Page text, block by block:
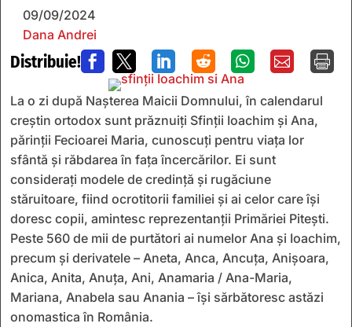
09/09/2024
Dana Andrei
Distribuie!       
La o zi după Nașterea Maicii Domnului, în calendarul
creștin ortodox sunt prăznuiți Sfinții Ioachim și Ana,
părinții Fecioarei Maria, cunoscuți pentru viața lor
sfântă și răbdarea în fața încercărilor. Ei sunt
considerați modele de credință și rugăciune
stăruitoare, fiind ocrotitorii familiei și ai celor care își
doresc copii, amintesc reprezentanții Primăriei Pitești.
Peste 560 de mii de purtători ai numelor Ana și Ioachim,
precum și derivatele – Aneta, Anca, Ancuța, Anișoara,
Anica, Anita, Anuța, Ani, Anamaria / Ana-Maria,
Mariana, Anabela sau Anania – își sărbătoresc astăzi
onomastica în România.